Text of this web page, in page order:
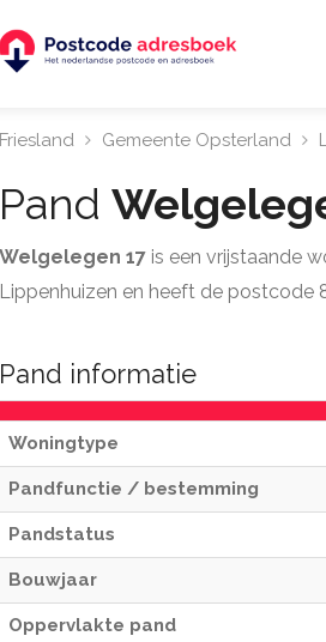
Friesland Gemeente Opsterland
Pand
Welgelegen 17 is een vrijstaande
Lippenhuizen en heeft de postcode
Pand informatie
Woningtype
Pandfunctie / bestemming
Pandstatus
Bouwjaar
Oppervlakte pand